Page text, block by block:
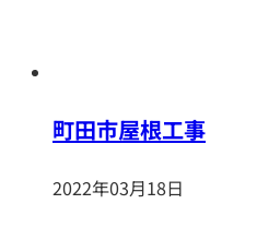
町田市屋根工事
2022年03月18日